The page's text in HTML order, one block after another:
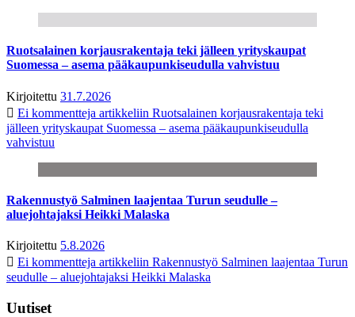
Ruotsalainen korjausrakentaja teki jälleen yrityskaupat
Suomessa – asema pääkaupunkiseudulla vahvistuu
Kirjoitettu 31.7.2026
Ei kommentteja artikkeliin Ruotsalainen korjausrakentaja teki
jälleen yrityskaupat Suomessa – asema pääkaupunkiseudulla
vahvistuu
Rakennustyö Salminen laajentaa Turun seudulle –
aluejohtajaksi Heikki Malaska
Kirjoitettu 5.8.2026
Ei kommentteja artikkeliin Rakennustyö Salminen laajentaa Turun
seudulle – aluejohtajaksi Heikki Malaska
Uutiset